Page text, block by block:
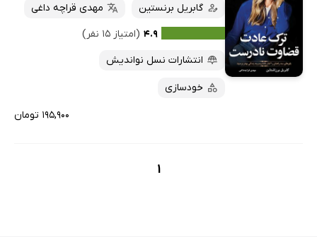
گابریل برنستین
مهدی قراچه داغی
۴.۹ (امتیاز ۱۵ نفر)
انتشارات نسل نواندیش
خودسازی
۱۹۵,۹۰۰ تومان
1